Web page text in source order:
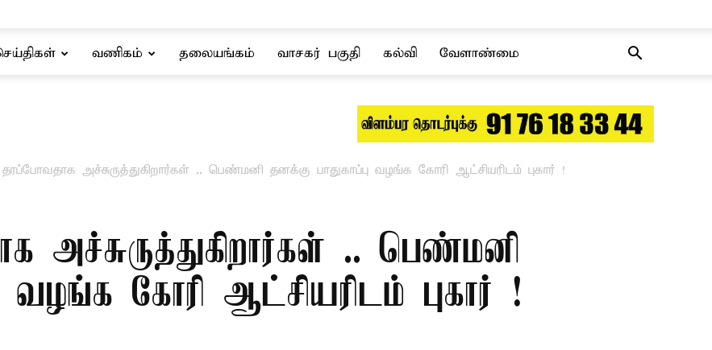
வணிகம் தலையங்கம் வாசகர் பகுதி கல்வி வேளாண்மை
தரப்போவதாக அச்சுருத்துகிறார்கள் .. பெண்மனி தனக்கு பாதுகாப்பு வழங்க கோரி ஆட்சியரிடம் புகார் !
அச்சுருத்துகிறார்கள் .. பெண்மனி
வழங்க கோரி ஆட்சியரிடம் புகார் !